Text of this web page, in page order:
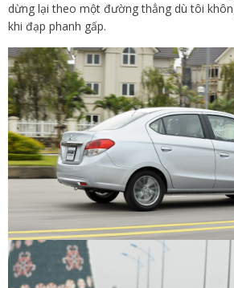
dừng lại theo một đường thẳng dù tôi
khi đạp phanh gấp.